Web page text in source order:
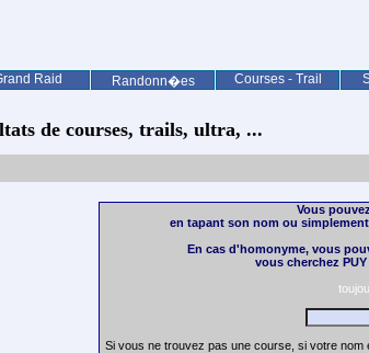
Raid Randonn�es Courses - Trail
de courses, trails, ultra, ...
Vous
en tapant son nom ou
En cas d'homonyme, vous
vous cherchez
Si vous ne trouvez pas une course, si votre